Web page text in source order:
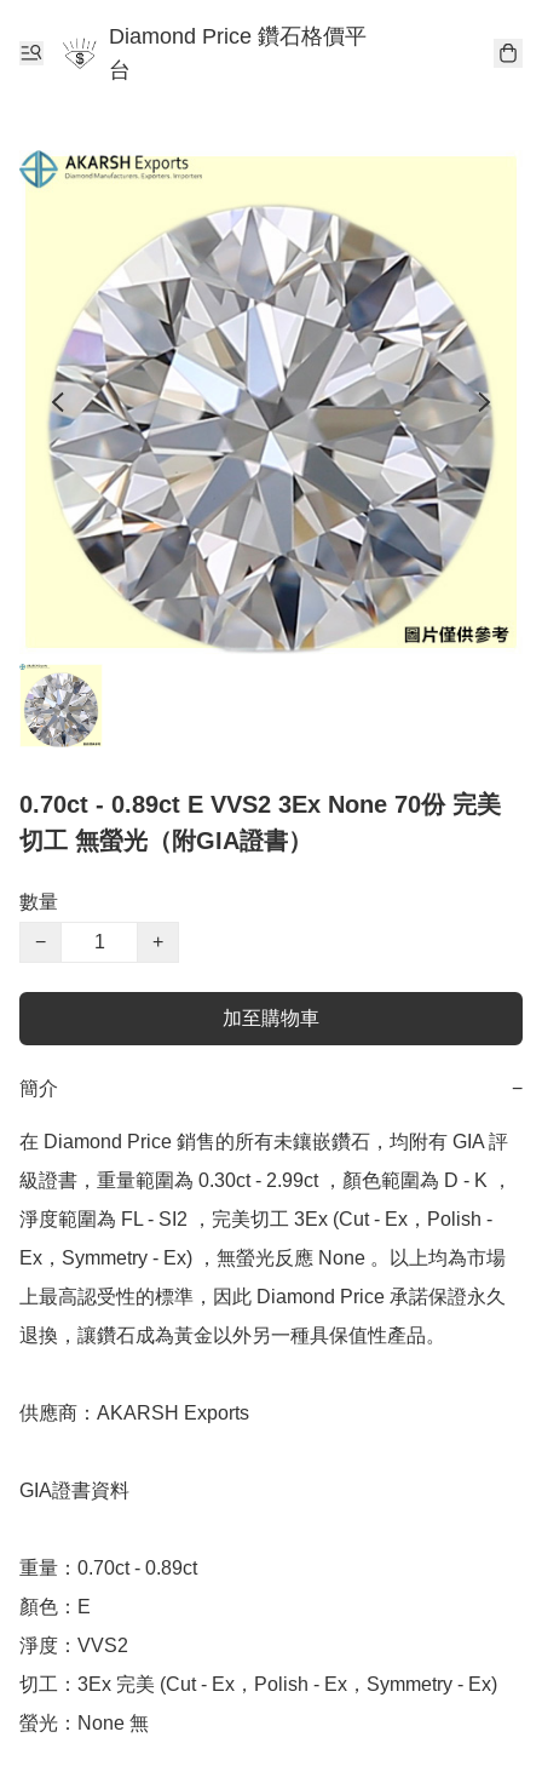
Diamond Price 鑽石格價平
台
0.70ct - 0.89ct E VVS2 3Ex None 70份 完美
切工 無螢光（附GIA證書）
數量
−
+
加至購物車
簡介 −
在 Diamond Price 銷售的所有未鑲嵌鑽石，均附有 GIA 評
級證書，重量範圍為 0.30ct - 2.99ct ，顏色範圍為 D - K ，
淨度範圍為 FL - SI2 ，完美切工 3Ex (Cut - Ex，Polish -
Ex，Symmetry - Ex) ，無螢光反應 None 。以上均為市場
上最高認受性的標準，因此 Diamond Price 承諾保證永久
退換，讓鑽石成為黃金以外另一種具保值性產品。
供應商：AKARSH Exports
GIA證書資料
重量：0.70ct - 0.89ct
顏色：E
淨度：VVS2
切工：3Ex 完美 (Cut - Ex，Polish - Ex，Symmetry - Ex)
螢光：None 無